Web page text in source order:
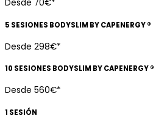
Desde 70€*
5 SESIONES BODYSLIM BY CAPENERGY ®
Desde 298€*
10 SESIONES BODYSLIM BY CAPENERGY ®
Desde 560€*
1 SESIÓN